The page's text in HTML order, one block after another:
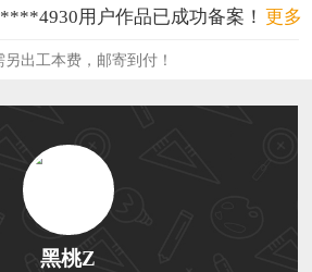
用户作品已成功备案！
用户作品已成功备案！
用户作品已成功备案！
用户作品已成功备案！
用户作品已成功备案！
用户作品已成功备案！
更多
出工本费，邮寄到付！
黑桃Z